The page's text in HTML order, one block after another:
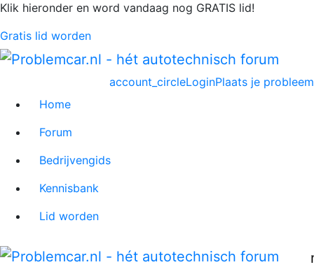
Klik hieronder en word vandaag nog GRATIS lid!
Gratis lid worden
Plaats je probleem
account_circleLogin
Home
Forum
Bedrijvengids
Kennisbank
Lid worden